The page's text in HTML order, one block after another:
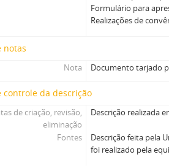
Formulário para
Realizações de
notas
Nota Documento tarjado
controle da descrição
de criação, revisão,
eliminação
Descrição realizada
Fontes
Descrição feita pela
foi realizado pela